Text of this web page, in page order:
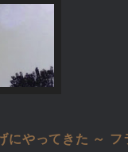
にやってきた ～ フ